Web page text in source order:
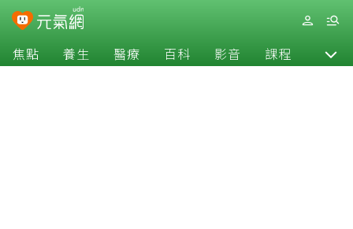
焦點 養生 醫療 百科 影音 課程 退休